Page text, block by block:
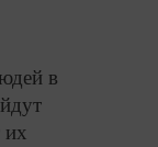
в
их